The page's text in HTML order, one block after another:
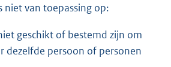
niet van toepassing op:
geschikt of bestemd zijn om
dezelfde persoon of personen